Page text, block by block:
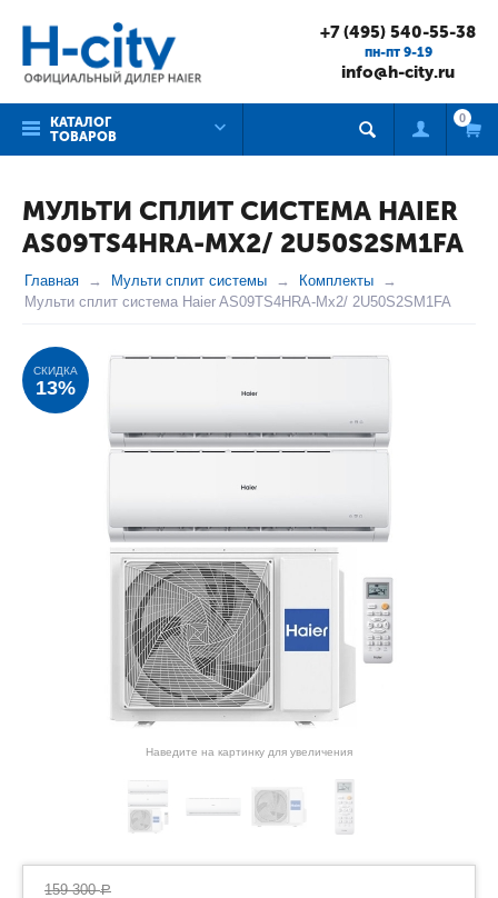
+7 (495) 540-55-38
пн-пт 9-19
info@h-city.ru
КАТАЛОГ
ТОВАРОВ
0
МУЛЬТИ СПЛИТ СИСТЕМА HAIER
AS09TS4HRA-MX2/ 2U50S2SM1FA
Главная Мульти сплит системы
Комплекты
Мульти сплит система Haier AS09TS4HRA-Mx2/ 2U50S2SM1FA
СКИДКА
13%
Наведите на картинку для увеличения
159 300 Р